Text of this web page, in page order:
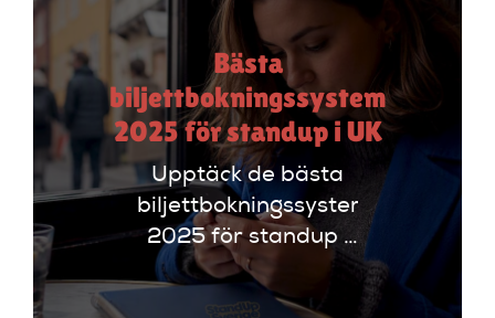
Bästa
biljettbokningssystem
2025 för standup i UK
Upptäck de bästa
biljettbokningssystem
2025 för standup i
UK. Jämför
plattformar som